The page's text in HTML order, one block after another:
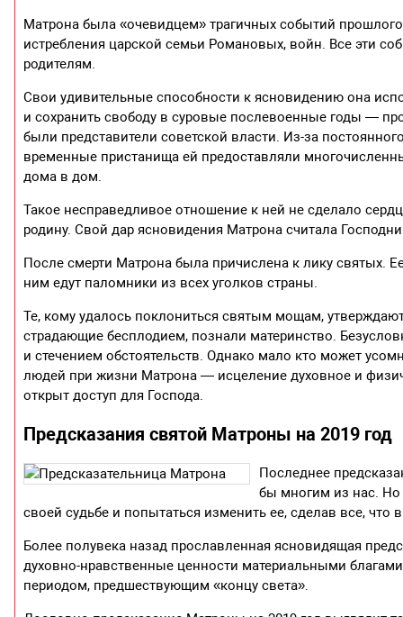
Матрона была «очевидцем» трагичных событий
истребления царской семьи Романовых, войн. Все эти
родителям.
Свои удивительные способности к ясновидению она
и сохранить свободу в суровые послевоенные годы —
были представители советской власти. Из-за
временные пристанища ей предоставляли
дома в дом.
Такое несправедливое отношение к ней не сделало
родину. Свой дар ясновидения Матрона считала
После смерти Матрона была причислена к лику святых.
ним едут паломники из всех уголков страны.
Те, кому удалось поклониться святым мощам,
страдающие бесплодием, познали материнство.
и стечением обстоятельств. Однако мало кто может
людей при жизни Матрона — исцеление духовное и
открыт доступ для Господа.
Предсказания святой Матроны на 2019 год
Последнее
бы многим из нас.
своей судьбе и попытаться изменить ее, сделав все, что
Более полувека назад прославленная ясновидящая
духовно-нравственные ценности материальными
периодом, предшествующим «концу света».